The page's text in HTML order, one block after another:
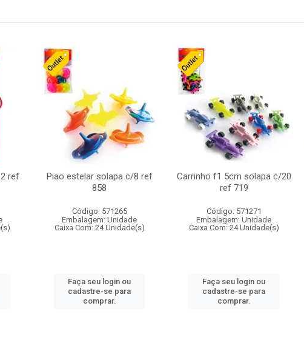
ref
Piao estelar solapa c/8 ref
858
Código: 571265
Embalagem: Unidade
Caixa Com: 24 Unidade(s)
Faça seu login ou
cadastre-se para
comprar.
Carrinho f1 5cm solapa c/20
ref 719
Código: 571271
Embalagem: Unidade
Caixa Com: 24 Unidade(s)
Faça seu login ou
cadastre-se para
comprar.